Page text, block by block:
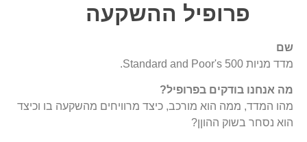
פרופיל ההשקעה
שם
מדד מניות Standard and Poor's 500.
מה אנחנו בודקים בפרופיל?
מהו המדד, ממה הוא מורכב, כיצד מרוויחים מהשקעה בו וכיצד
הוא נסחר בשוק ההוןן?